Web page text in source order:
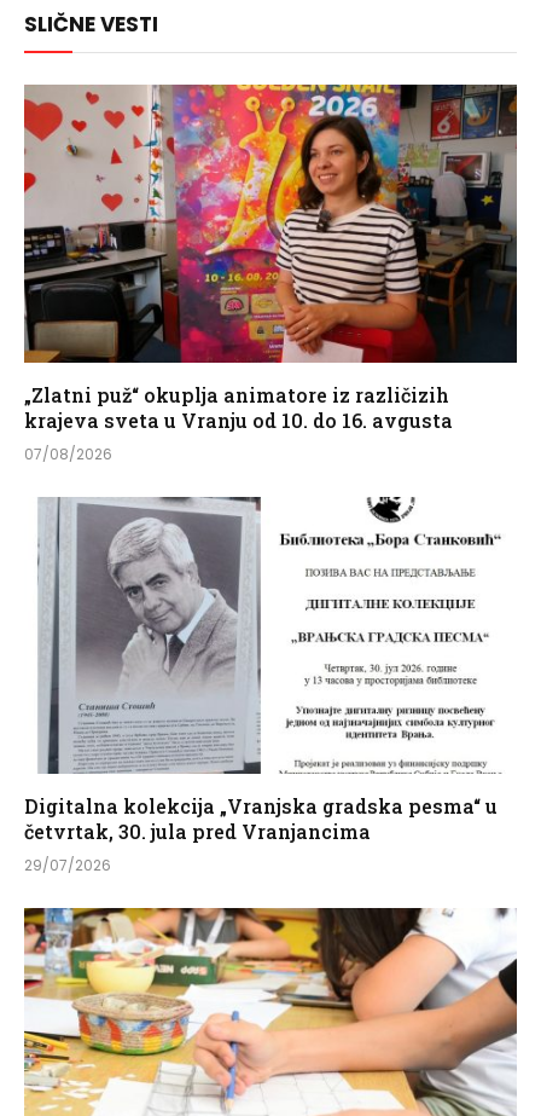
SLIČNE VESTI
„Zlatni puž“ okuplja animatore iz različizih
krajeva sveta u Vranju od 10. do 16. avgusta
07/08/2026
Digitalna kolekcija „Vranjska gradska pesma“ u
četvrtak, 30. jula pred Vranjancima
29/07/2026